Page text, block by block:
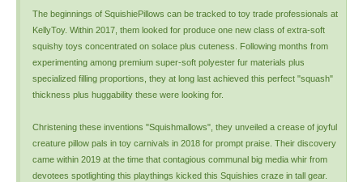
The beginnings of SquishiePillows can be tracked to toy trade professionals at
KellyToy. Within 2017, them looked for produce one new class of extra-soft
squishy toys concentrated on solace plus cuteness. Following months from
experimenting among premium super-soft polyester fur materials plus
specialized filling proportions, they at long last achieved this perfect "squash"
thickness plus huggability these were looking for.
Christening these inventions "Squishmallows", they unveiled a crease of joyful
creature pillow pals in toy carnivals in 2018 for prompt praise. Their discovery
came within 2019 at the time that contagious communal big media whir from
devotees spotlighting this playthings kicked this Squishies craze in tall gear.